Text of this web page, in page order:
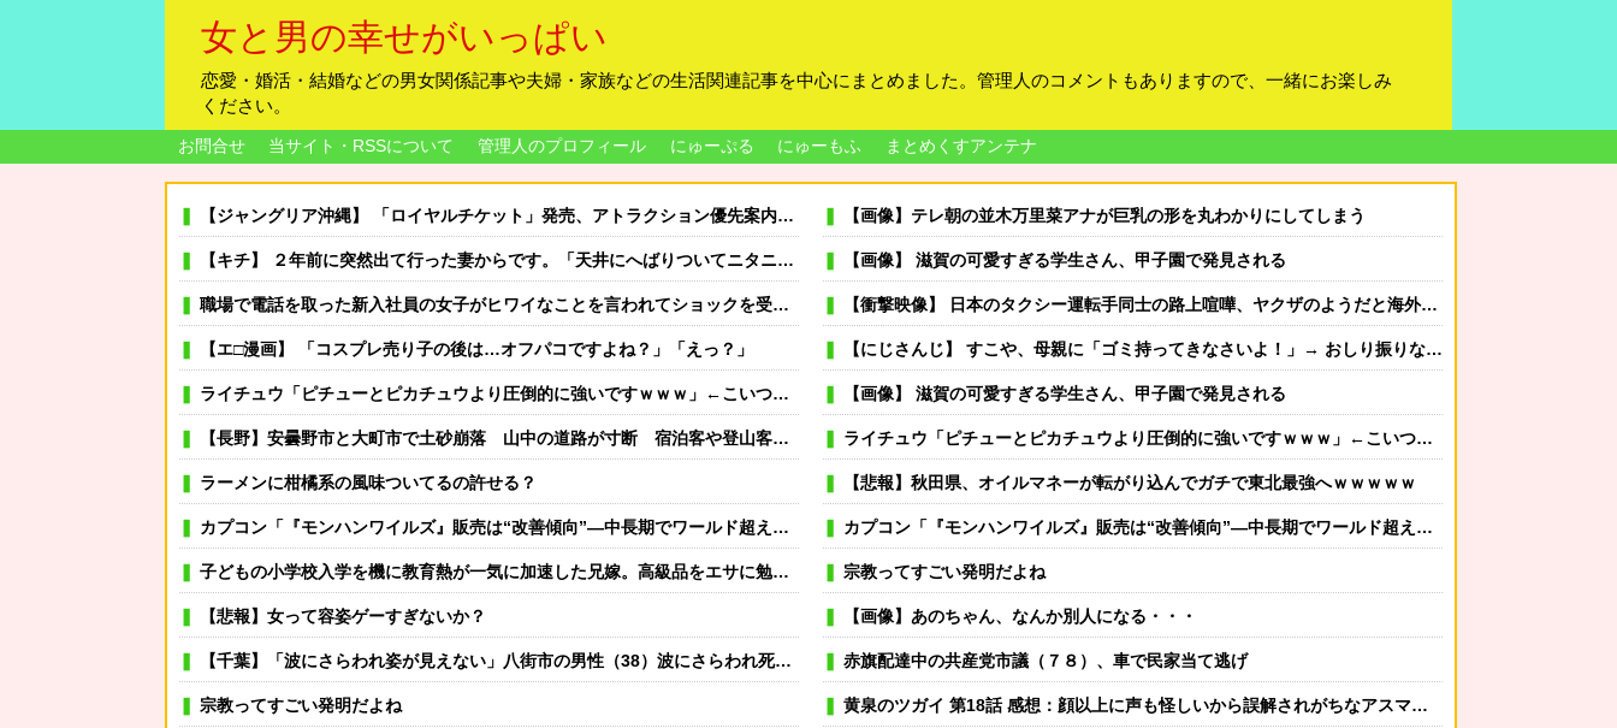
女と男の幸せがいっぱい
恋愛・婚活・結婚などの男女関係記事や夫婦・家族などの生活関連記事を中心にまとめました。管理人のコメントもありますので、一緒にお楽しみ
ください。
お問合せ 当サイト・RSSについて 管理人のプロフィール にゅーぷる にゅーもふ まとめくすアンテナ
【ジャングリア沖縄】 「ロイヤルチケット」発売、アトラクション優先案内、ソフトドリンク飲み放題、スパ利用、駐車場無料…大人29700円
【キチ】 ２年前に突然出て行った妻からです。「天井にへばりついてニタニタ笑ってないで出て行って！」【怖】
職場で電話を取った新入社員の女子がヒワイなことを言われてショックを受けたことがあった
【エ□漫画】 「コスプレ売り子の後は…オフパコですよね？」「えっ？」
ライチュウ「ピチューとピカチュウより圧倒的に強いですｗｗｗ」←こいつが不人気な理由
【長野】安曇野市と大町市で土砂崩落 山中の道路が寸断 宿泊客や登山客など計400人近くが孤立か 土石流で橋が流されたとの情報も
ラーメンに柑橘系の風味ついてるの許せる？
カプコン「『モンハンワイルズ』販売は“改善傾向”―中長期でワールド超え目指す」
子どもの小学校入学を機に教育熱が一気に加速した兄嫁。高級品をエサに勉強させる姿にモヤモヤして…
【悲報】女って容姿ゲーすぎないか？
【千葉】「波にさらわれ姿が見えない」八街市の男性（38）波にさらわれ死亡 交際相手と海岸を散歩中 当時は波浪注意報 いすみ市
宗教ってすごい発明だよね
【画像】テレ朝の並木万里菜アナが巨乳の形を丸わかりにしてしまう
【画像】 滋賀の可愛すぎる学生さん、甲子園で発見される
【衝撃映像】 日本のタクシー運転手同士の路上喧嘩、ヤクザのようだと海外で話題に
【にじさんじ】 すこや、母親に「ゴミ持ってきなさいよ！」→ おしり振りながら「いーやーヤダヤダ」した結果ガチめにしばかれる
【画像】 滋賀の可愛すぎる学生さん、甲子園で発見される
ライチュウ「ピチューとピカチュウより圧倒的に強いですｗｗｗ」←こいつが不人気な理由
【悲報】秋田県、オイルマネーが転がり込んでガチで東北最強へｗｗｗｗｗ
カプコン「『モンハンワイルズ』販売は“改善傾向”―中長期でワールド超え目指す」
宗教ってすごい発明だよね
【画像】あのちゃん、なんか別人になる・・・
赤旗配達中の共産党市議（７８）、車で民家当て逃げ
黄泉のツガイ 第18話 感想：顔以上に声も怪しいから誤解されがちなアスマさん！